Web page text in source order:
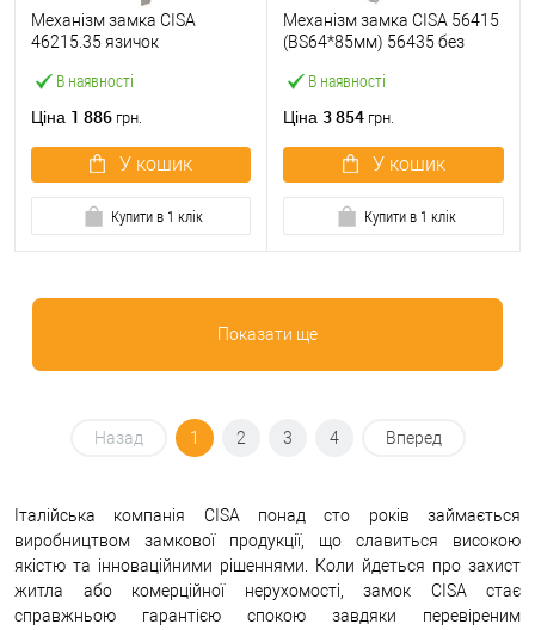
В наявності
Механізм замка CISA
46215.35 язичок
нержавіюча сталь
Ціна 1 886 грн.
У кошик
Купити в 1 клік
В наявності
Механізм замка CISA 56415
(BS64*85мм) 56435 без
Ціна 3 854 грн.
У кошик
Купити в 1 клік
Показати ще
Назад 1 2 3 4 Вперед
Італійська компанія CISA понад сто років займається
виробництвом замкової продукції, що славиться високою
якістю та інноваційними рішеннями. Коли йдеться про захист
житла або комерційної нерухомості, замок CISA стає
справжньою гарантією спокою завдяки перевіреним